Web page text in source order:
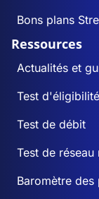
Bons plans
Ressources
Actualités et
Test d'éligibilité
Test de débit
Test de réseau
Baromètre des